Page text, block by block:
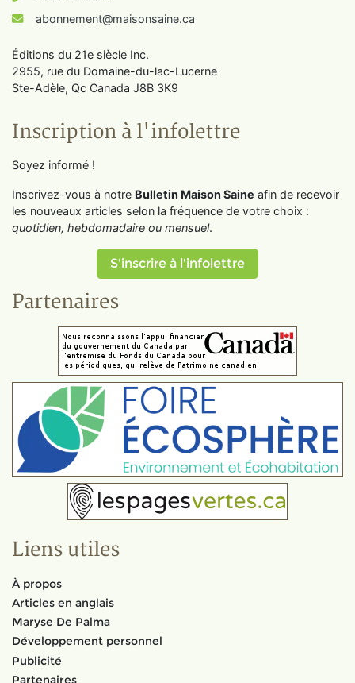
abonnement@maisonsaine.ca
Éditions du 21e siècle Inc.
2955, rue du Domaine-du-lac-Lucerne
Ste-Adèle, Qc Canada J8B 3K9
Inscription à l'infolettre
Soyez informé !
Inscrivez-vous à notre Bulletin Maison Saine afin de recevoir
les nouveaux articles selon la fréquence de votre choix :
quotidien, hebdomadaire ou mensuel.
S'inscrire à l'infolettre
Partenaires
Liens utiles
À propos
Articles en anglais
Maryse De Palma
Développement personnel
Publicité
Partenaires